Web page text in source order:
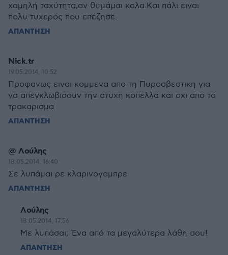
χαμηλή ταχύτητα,αν θυμάμαι καλα.Και πάλι ειναι
πολυ τυχερός που επέζησε.
ΑΠΑΝΤΗΣΗ
Nick.tr
19.05.2014, 10:52
Προφανως ειναι κομμενα απο τη Πυροσβεστικη για
να απεγκλωβισουν την ατυχη κοπελλα και οχι απο το
τρακαρισμα
ΑΠΑΝΤΗΣΗ
@ Λούλης
18.05.2014, 16:40
Σε λυπάμαι ρε κλαρινογαμπρε
ΑΠΑΝΤΗΣΗ
Λούλης
18.05.2014, 17:56
Με λυπάσαι; Ένα από τα μεγαλύτερα λάθη σου!
ΑΠΑΝΤΗΣΗ